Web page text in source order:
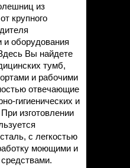
из
крупного
оборудования
Вы найдете
тумб,
и рабочими
отвечающие
гигиенических и
изготовлении
с легкостью
моющими и